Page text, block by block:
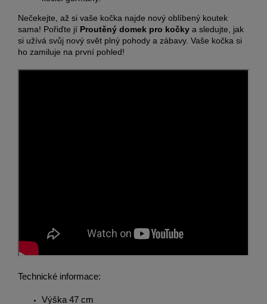
Nečekejte, až si vaše kočka najde nový oblíbený koutek
sama! Pořiďte jí Proutěný domek pro kočky a sledujte, jak
si užívá svůj nový svět plný pohody a zábavy. Vaše kočka si
ho zamiluje na první pohled!
Technické informace:
Výška 47 cm